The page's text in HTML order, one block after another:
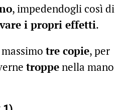
, impedendogli così di
i propri effetti.
tre copie, per
troppenella mano